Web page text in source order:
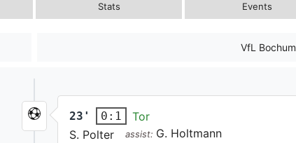
Stats Events
VfL Bochum
23' 0:1
Tor
S. Polter
assist: G. Holtmann